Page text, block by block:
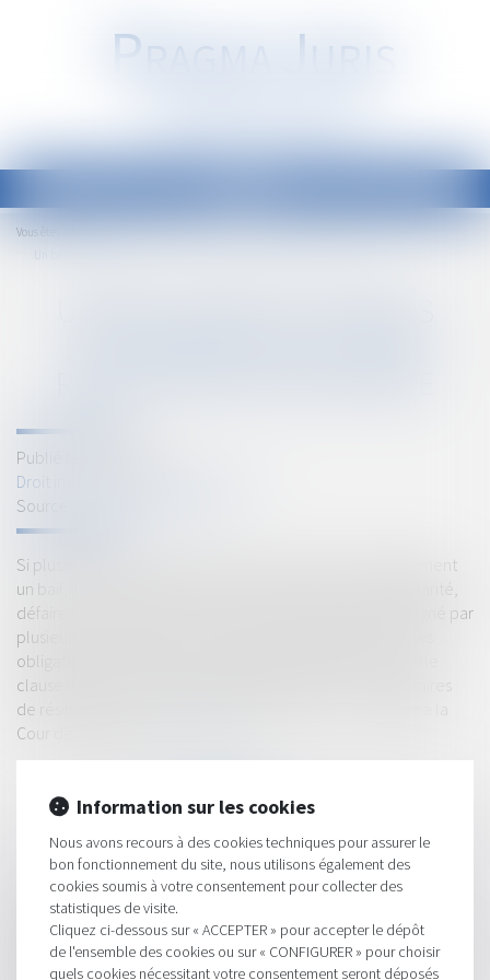
PRAGMA JURIS
Vous êtes ici :
Publié le :
Droit immobilier
Source :
Si plusieurs personnes souscrivent ensemble et solidairement
un bail, il est normal qu’elles doivent, sous la même solidarité,
défaire ce qu’elles ont conclu, estime la justice. Le bail signé par
plusieurs locataires avec une clause de solidarité crée des
obligations dont il peut être difficile de se défaire. Une telle
clause n’est pas interdite et elle empêche l’un des locataires
de résilier le bail, y compris à l’égard de lui seul, a souligné la
Cour de cassation...
HISTORIQUE
Le droit de propriété prime sur le droit au respect du domicile
- Éditions Francis Lefebvre
Information sur les cookies
Nous avons recours à des cookies techniques pour assurer le
bon fonctionnement du site, nous utilisons également des
cookies soumis à votre consentement pour collecter des
statistiques de visite.
Cliquez ci-dessous sur « ACCEPTER » pour accepter le dépôt
de l'ensemble des cookies ou sur « CONFIGURER » pour choisir
quels cookies nécessitant votre consentement seront déposés